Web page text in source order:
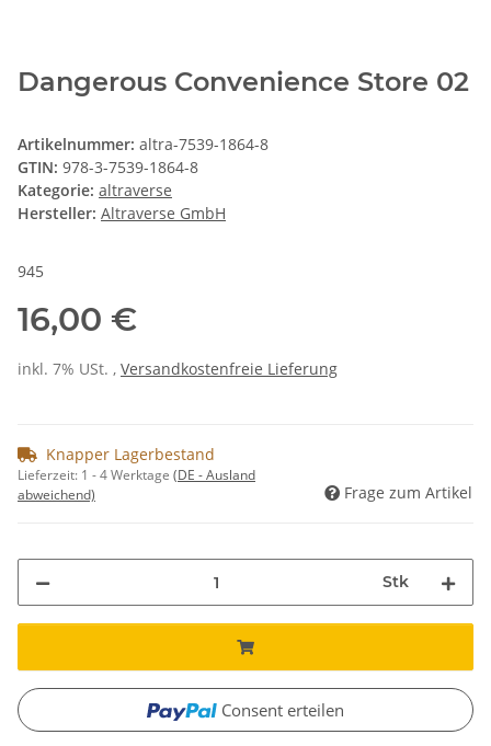
Dangerous Convenience Store 02
Artikelnummer: altra-7539-1864-8
GTIN: 978-3-7539-1864-8
Kategorie: altraverse
Hersteller: Altraverse GmbH
945
16,00 €
inkl. 7% USt. , Versandkostenfreie Lieferung
Knapper Lagerbestand
Lieferzeit: 1 - 4 Werktage (DE - Ausland
abweichend)
Frage zum Artikel
Stk
Consent erteilen